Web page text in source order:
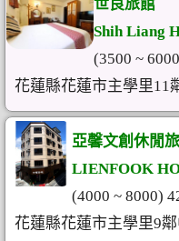
世良旅館
Shih Liang
(3500 ~
花蓮縣花蓮市主學里11
亞馨文創休閒
LIENFOOK
(4000 ~ 8000)
花蓮縣花蓮市主學里9